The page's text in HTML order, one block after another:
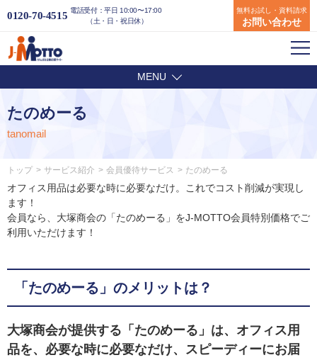
0120-70-4515 電話受付：平日 10:00〜17:00
（土・日・祝日休）
無料お試し・資料請求
お問い合わせ
MENU
たのめーる
tanomail
トップ サービス紹介 会員優待サービス たのめーる
オフィス用品は必要な時に必要なだけ。これでコスト削減が実現し
ます！
会員なら、大塚商会の「たのめーる」をJ-MOTTO会員特別価格でご
利用いただけます！
「たのめーる」のメリットは？
大塚商会が提供する「たのめーる」は、オフィス用
品を、必要な時に必要なだけ、スピーディーにお届